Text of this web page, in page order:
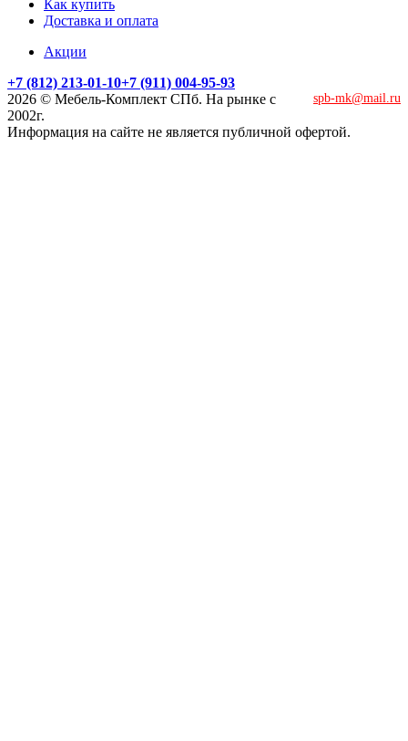
Как купить
Доставка и оплата
Акции
+7 (812) 213-01-10+7 (911) 004-95-93
spb-mk@mail.ru
2026 © Мебель-Комплект СПб. На рынке с
2002г.
Информация на сайте не является публичной офертой.